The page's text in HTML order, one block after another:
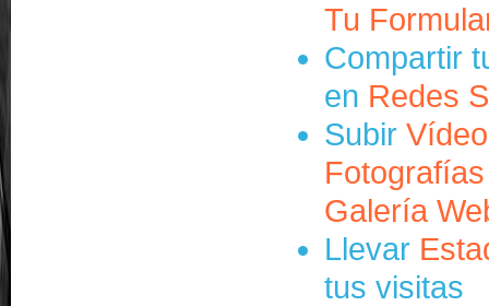
Tu
Compartir
en Redes
Subir
Fotografías
Galería
Llevar
tus visitas